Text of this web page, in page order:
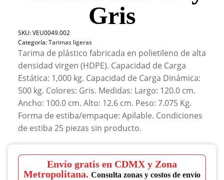
Gris
SKU:VEU0049.002
Categoría:Tarimas ligeras
Tarima de plástico fabricada en polietileno de alta
densidad virgen (HDPE). Capacidad de Carga
Estática: 1,000 kg. Capacidad de Carga Dinámica:
500 kg. Colores: Gris. Medidas: Largo: 120.0 cm.
Ancho: 100.0 cm. Alto: 12.6 cm. Peso: 7.075 Kg.
Forma de estiba/empaque: Apilable. Condiciones
de estiba 25 piezas sin producto.
Envío gratis en CDMX y Zona
Metropolitana. Consulta zonas y costos de envío